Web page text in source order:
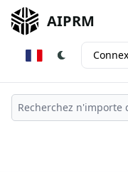
AIPRM